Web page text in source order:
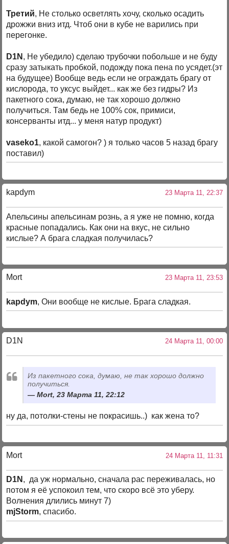
Третий, Не столько осветлять хочу, сколько осадить
дрожжи вниз итд. Чтоб они в кубе не варились при
перегонке.
D1N , Не убедило) сделаю трубочки побольше и не буду
сразу затыкать пробкой, подожду пока пена по усядет.(эт
на будущее) Вообще ведь если не ограждать брагу от
кислорода, то уксус выйдет... как же без гидры? Из
пакетного сока, думаю, не так хорошо должно
получиться. Там бедь не 100% сок, примиси,
консерванты итд... у меня натур продукт)
vaseko1, какой самогон? ) я только часов 5 назад брагу
поставил)
kapdym 23 Марта 11, 22:37
Апельсины апельсинам рознь, а я уже не помню, когда
красные попадались. Как они на вкус, не сильно
кислые? А брага сладкая получилась?
Mort 23 Марта 11, 23:53
kapdym, Они вообще не кислые. Брага сладкая.
D1N 24 Марта 11, 00:00
Из пакетного сока, думаю, не так хорошо должно
получиться.
Mort, 23 Марта 11, 22:12
ну да, потолки-стены не покрасишь..) как жена то?
Mort 24 Марта 11, 11:31
D1N , да уж нормально, сначала рас переживалась, но
потом я её успокоил тем, что скоро всё это уберу.
Волнения длились минут 7)
mjStorm, спасибо.